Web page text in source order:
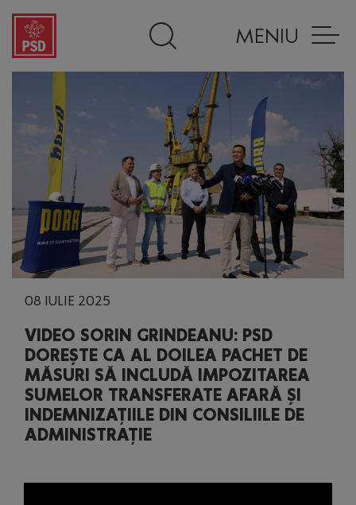
MENIU
08 IULIE 2025
VIDEO SORIN GRINDEANU: PSD
DOREȘTE CA AL DOILEA PACHET DE
MĂSURI SĂ INCLUDĂ IMPOZITAREA
SUMELOR TRANSFERATE AFARĂ ȘI
INDEMNIZAȚIILE DIN CONSILIILE DE
ADMINISTRAȚIE